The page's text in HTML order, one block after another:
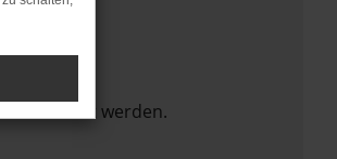
werden.